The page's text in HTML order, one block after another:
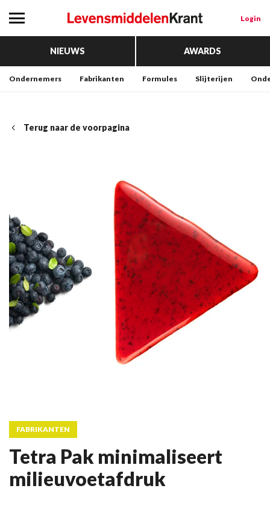
Login
NIEUWS AWARDS
Ondernemers Fabrikanten Formules Slijterijen
Terug naar de voorpagina
FABRIKANTEN
Tetra Pak minimaliseert
milieuvoetafdruk